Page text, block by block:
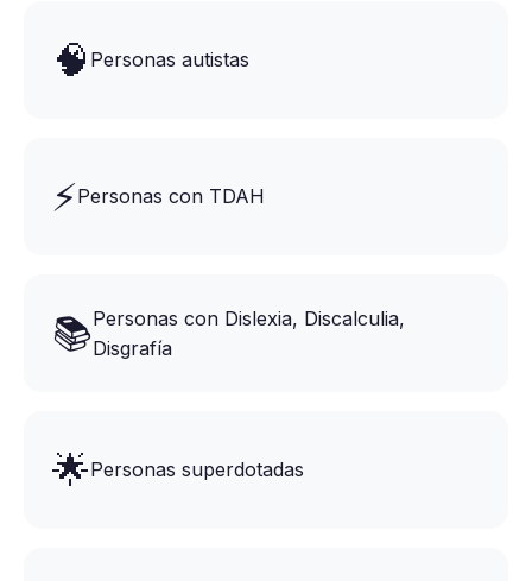
🧠 Personas autistas
⚡Personas con TDAH
📚Personas con Dislexia, Discalculia,
Disgrafía
🌟Personas superdotadas